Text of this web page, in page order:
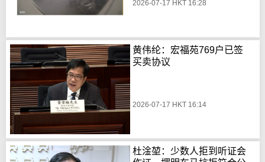
2026-07-17 HKT 16:28
黄伟纶：宏福苑769户已签
买卖协议
2026-07-17 HKT 16:14
杜淦堃：少数人拒到听证会